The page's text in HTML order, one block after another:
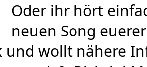
Oder ihr hört
neuen Song
und wollt nähere